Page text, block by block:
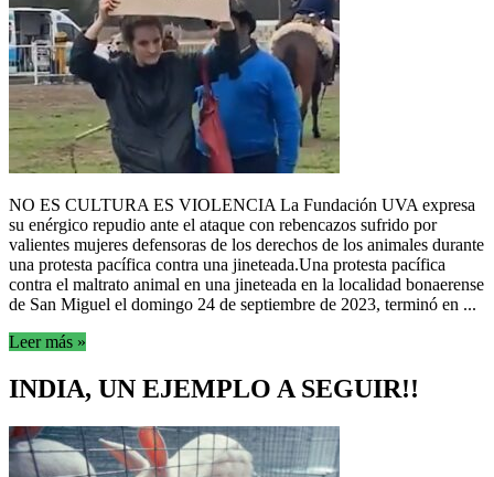
NO ES CULTURA ES VIOLENCIA La Fundación UVA expresa
su enérgico repudio ante el ataque con rebencazos sufrido por
valientes mujeres defensoras de los derechos de los animales durante
una protesta pacífica contra una jineteada.Una protesta pacífica
contra el maltrato animal en una jineteada en la localidad bonaerense
de San Miguel el domingo 24 de septiembre de 2023, terminó en ...
Leer más »
INDIA, UN EJEMPLO A SEGUIR!!